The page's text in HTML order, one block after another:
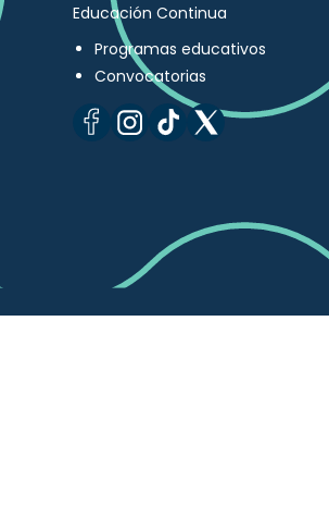
Educación Continua
Programas educativos
Convocatorias